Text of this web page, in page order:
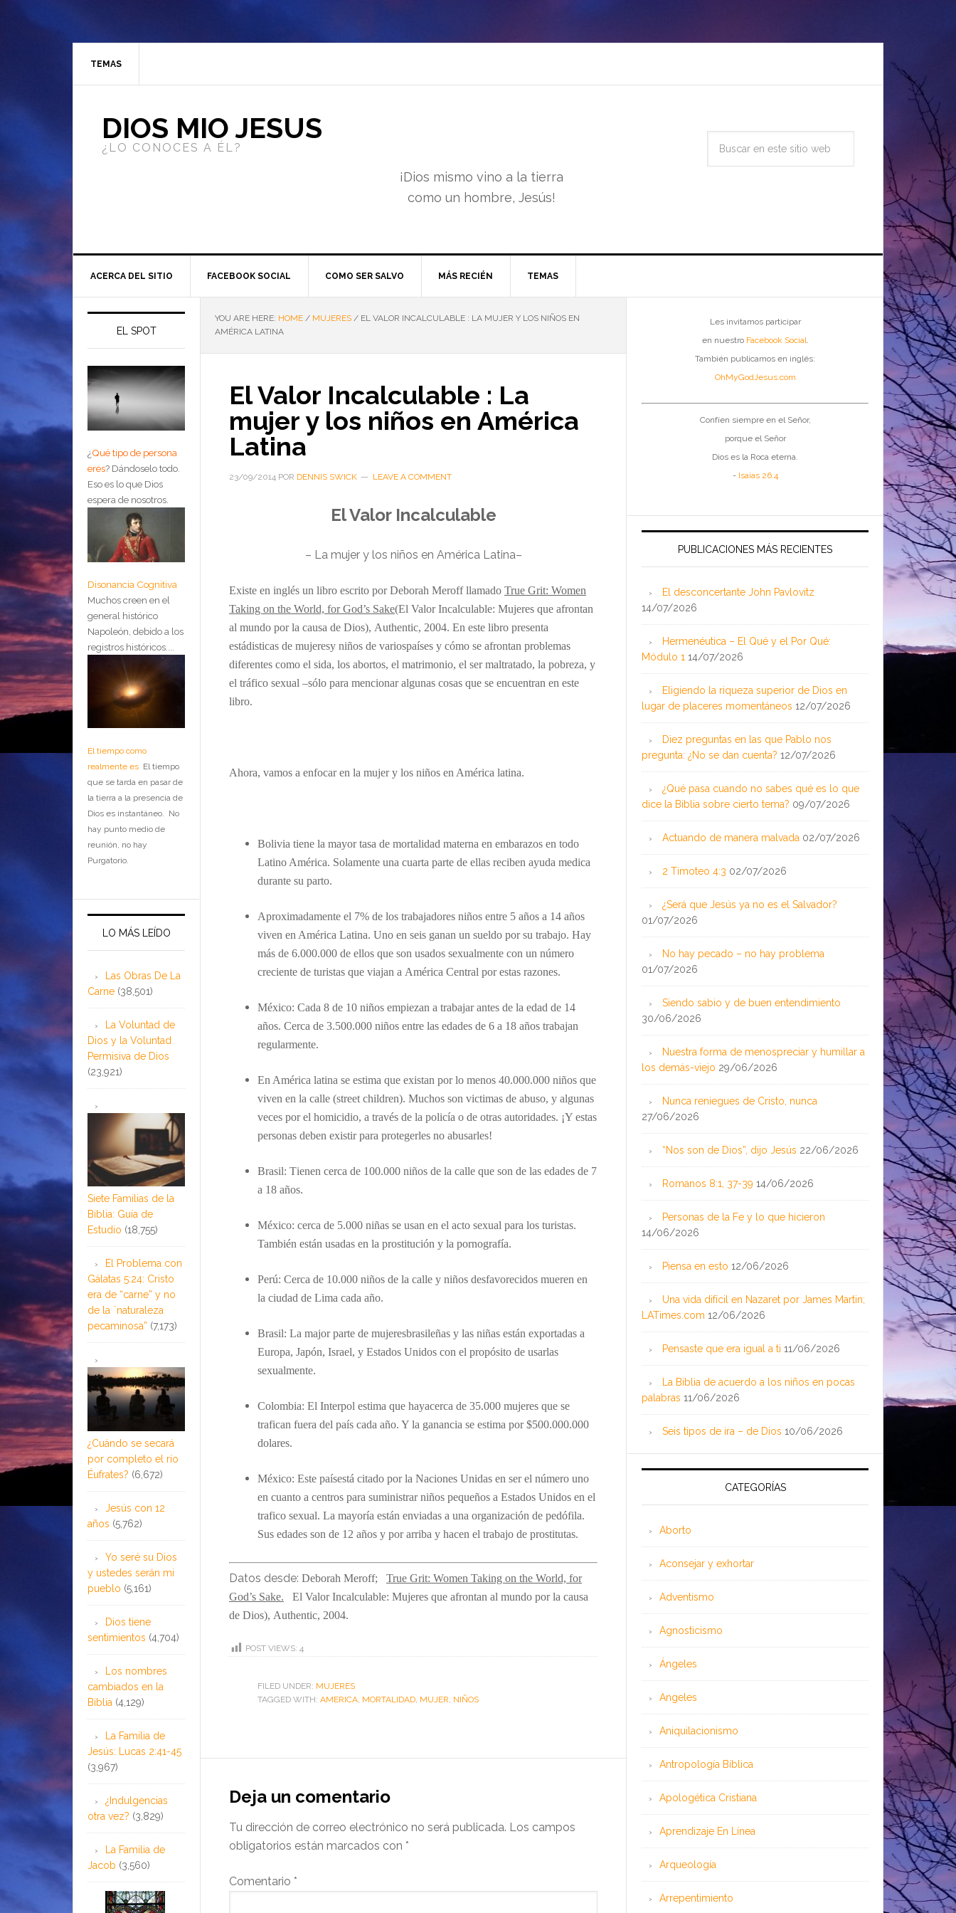
TEMAS
DIOS MIO JESUS
¿LO CONOCES A ÉL?
¡Dios mismo vino a la tierra
como un hombre, Jesús!
ACERCA DEL SITIO FACEBOOK SOCIAL COMO SER SALVO MÁS RECIÉN TEMAS
YOU ARE HERE: HOME / MUJERES / EL VALOR INCALCULABLE : LA MUJER Y LOS NIÑOS EN
AMÉRICA LATINA
El Valor Incalculable : La
mujer y los niños en América
Latina
23/09/2014 POR DENNIS SWICK LEAVE A COMMENT
El Valor Incalculable
– La mujer y los niños en América Latina–
Existe en inglés un libro escrito por Deborah Meroff llamado True Grit: Women
Taking on the World, for God’s Sake(El Valor Incalculable: Mujeres que afrontan
al mundo por la causa de Dios), Authentic, 2004. En este libro presenta
estádisticas de mujeresy niños de variospaíses y cómo se afrontan problemas
diferentes como el sida, los abortos, el matrimonio, el ser maltratado, la pobreza, y
el tráfico sexual –sólo para mencionar algunas cosas que se encuentran en este
libro.
Ahora, vamos a enfocar en la mujer y los niños en América latina.
Bolivia tiene la mayor tasa de mortalidad materna en embarazos en todo
Latino América. Solamente una cuarta parte de ellas reciben ayuda medica
durante su parto.
Aproximadamente el 7% de los trabajadores niños entre 5 años a 14 años
viven en América Latina. Uno en seis ganan un sueldo por su trabajo. Hay
más de 6.000.000 de ellos que son usados sexualmente con un número
creciente de turistas que viajan a América Central por estas razones.
México: Cada 8 de 10 niños empiezan a trabajar antes de la edad de 14
años. Cerca de 3.500.000 niños entre las edades de 6 a 18 años trabajan
regularmente.
En América latina se estima que existan por lo menos 40.000.000 niños que
viven en la calle (street children). Muchos son victimas de abuso, y algunas
veces por el homicidio, a través de la policía o de otras autoridades. ¡Y estas
personas deben existir para protegerles no abusarles!
Brasil: Tienen cerca de 100.000 niños de la calle que son de las edades de 7
a 18 años.
México: cerca de 5.000 niñas se usan en el acto sexual para los turistas.
También están usadas en la prostitución y la pornografía.
Perú: Cerca de 10.000 niños de la calle y niños desfavorecidos mueren en
la ciudad de Lima cada año.
Brasil: La major parte de mujeresbrasileñas y las niñas están exportadas a
Europa, Japón, Israel, y Estados Unidos con el propósito de usarlas
sexualmente.
Colombia: El Interpol estima que hayacerca de 35.000 mujeres que se
trafican fuera del país cada año. Y la ganancia se estima por $500.000.000
dolares.
México: Este paísestá citado por la Naciones Unidas en ser el número uno
en cuanto a centros para suministrar niños pequeños a Estados Unidos en el
trafico sexual. La mayoría están enviadas a una organización de pedófila.
Sus edades son de 12 años y por arriba y hacen el trabajo de prostitutas.
Datos desde: Deborah Meroff; True Grit: Women Taking on the World, for
God’s Sake.
El Valor Incalculable: Mujeres que afrontan al mundo por la causa
de Dios), Authentic, 2004.
POST VIEWS: 4
FILED UNDER: MUJERES
TAGGED WITH: AMERICA, MORTALIDAD, MUJER, NIÑOS
Deja un comentario
Tu dirección de correo electrónico no será publicada. Los campos
obligatorios están marcados con *
Comentario *
Les invitamos participar
en nuestro Facebook Social.
También publicamos en inglés:
OhMyGodJesus.com
Confíen siempre en el Señor,
porque el Señor
Dios es la Roca eterna.
- Isaías 26:4
PUBLICACIONES MÁS RECIENTES
El desconcertante John Pavlovitz
14/07/2026
Hermenéutica – El Qué y el Por Qué:
Módulo 1 14/07/2026
Eligiendo la riqueza superior de Dios en
lugar de placeres momentáneos 12/07/2026
Diez preguntas en las que Pablo nos
pregunta: ¿No se dan cuenta? 12/07/2026
¿Qué pasa cuando no sabes qué es lo que
dice la Biblia sobre cierto tema? 09/07/2026
Actuando de manera malvada 02/07/2026
2 Timoteo 4:3 02/07/2026
¿Será que Jesús ya no es el Salvador?
01/07/2026
No hay pecado – no hay problema
01/07/2026
Siendo sabio y de buen entendimiento
30/06/2026
Nuestra forma de menospreciar y humillar a
los demás-viejo 29/06/2026
Nunca reniegues de Cristo, nunca
27/06/2026
“Nos son de Dios”, dijo Jesús 22/06/2026
Romanos 8:1, 37-39 14/06/2026
Personas de la Fe y lo que hicieron
14/06/2026
Piensa en esto 12/06/2026
Una vida difícil en Nazaret por James Martin;
LATimes.com 12/06/2026
Pensaste que era igual a ti 11/06/2026
La Biblia de acuerdo a los niños en pocas
palabras 11/06/2026
Seis tipos de ira – de Dios 10/06/2026
CATEGORÍAS
Aborto
Aconsejar y exhortar
Adventismo
Agnosticismo
Ángeles
Angeles
Aniquilacionismo
Antropología Bíblica
Apologética Cristiana
Aprendizaje En Línea
Arqueología
Arrepentimiento
EL SPOT
¿Qué tipo de persona
eres? Dándoselo todo.
Eso es lo que Dios
espera de nosotros.
Disonancia Cognitiva
Muchos creen en el
general histórico
Napoleón, debido a los
registros históricos....
El tiempo como
realmente es El tiempo
que se tarda en pasar de
la tierra a la presencia de
Dios es instantáneo. No
hay punto medio de
reunión, no hay
Purgatorio.
LO MÁS LEÍDO
Las Obras De La
Carne (38,501)
La Voluntad de
Dios y la Voluntad
Permisiva de Dios
(23,921)
Siete Familias de la
Biblia: Guía de
Estudio (18,755)
El Problema con
Gálatas 5:24: Cristo
era de “carne” y no
de la ¨naturaleza
pecaminosa” (7,173)
¿Cuándo se secará
por completo el río
Éufrates? (6,672)
Jesús con 12
años (5,762)
Yo seré su Dios
y ustedes serán mi
pueblo (5,161)
Dios tiene
sentimientos (4,704)
Los nombres
cambiados en la
Biblia (4,129)
La Familia de
Jesús: Lucas 2:41-45
(3,967)
¿Indulgencias
otra vez? (3,829)
La Familia de
Jacob (3,560)